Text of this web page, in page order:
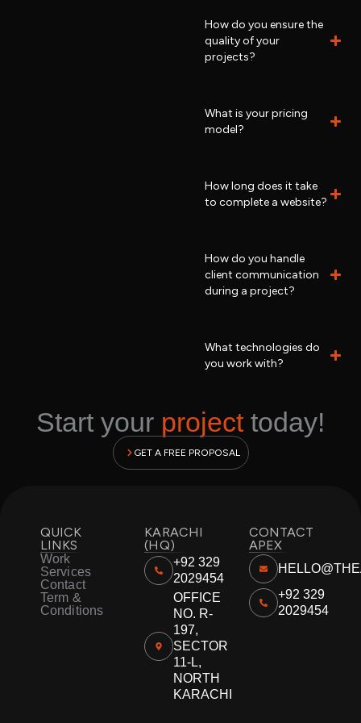
How do you ensure the
quality of your
projects?
What is your pricing
model?
How long does it take
to complete a website?
How do you handle
client communication
during a project?
What technologies do
you work with?
Start your projecttoday!
GET A FREE PROPOSAL
QUICK
LINKS
Work
Services
Contact
Term &
Conditions
KARACHI
(HQ)
+92 329
2029454
OFFICE
NO. R-
197,
SECTOR
11-L,
NORTH
KARACHI
CONTACT
APEX
+92 329
2029454